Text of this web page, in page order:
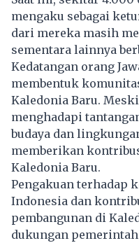
mengaku sebagai
dari mereka masih
sementara lainnya
Kedatangan orang
membentuk
Kaledonia Baru.
menghadapi
budaya dan
memberikan
Kaledonia Baru.
Pengakuan terhadap
Indonesia dan
pembangunan di
dukungan